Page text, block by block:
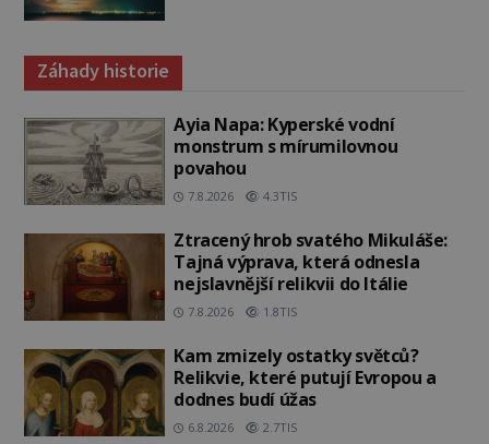
Záhady historie
Ayia Napa: Kyperské vodní
monstrum s mírumilovnou
povahou
7.8.2026 4.3TIS
Ztracený hrob svatého Mikuláše:
Tajná výprava, která odnesla
nejslavnější relikvii do Itálie
7.8.2026 1.8TIS
Kam zmizely ostatky světců?
Relikvie, které putují Evropou a
dodnes budí úžas
6.8.2026 2.7TIS